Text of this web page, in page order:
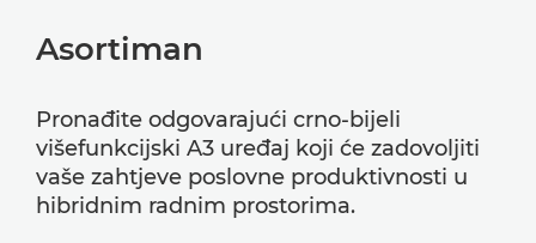
Asortiman
Pronađite odgovarajući crno-bijeli
višefunkcijski A3 uređaj koji će zadovoljiti
vaše zahtjeve poslovne produktivnosti u
hibridnim radnim prostorima.